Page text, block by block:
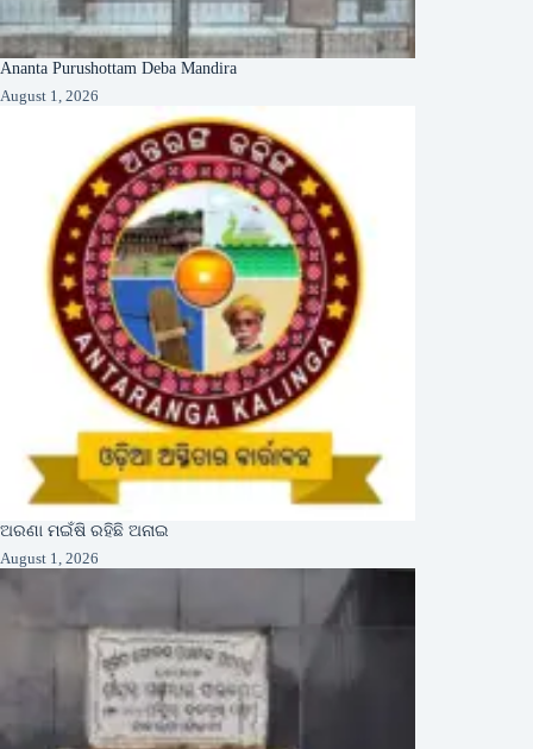
Ananta Purushottam Deba Mandira
August 1, 2026
ଅରଣା ମଇଁଷି ରହିଛି ଅନାଇ
August 1, 2026